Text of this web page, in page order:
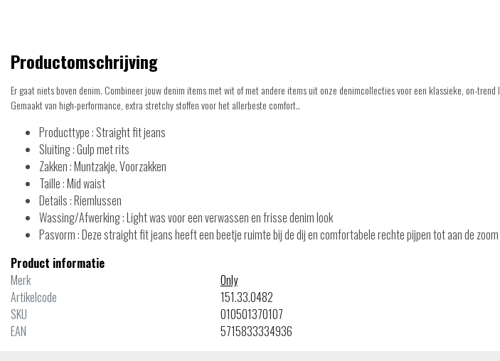
Productomschrijving
Er gaat niets boven denim. Combineer jouw denim items met wit of met andere items uit onze denimcollecties voor een klassieke, on-trend
Gemaakt van high-performance, extra stretchy stoffen voor het allerbeste comfort..
Producttype : Straight fit jeans
Sluiting : Gulp met rits
Zakken : Muntzakje, Voorzakken
Taille : Mid waist
Details : Riemlussen
Wassing/Afwerking : Light was voor een verwassen en frisse denim look
Pasvorm : Deze straight fit jeans heeft een beetje ruimte bij de dij en comfortabele rechte pijpen tot aan de zoom
Product informatie
Merk
Only
Artikelcode
151.33.0482
SKU
010501370107
EAN
5715833334936